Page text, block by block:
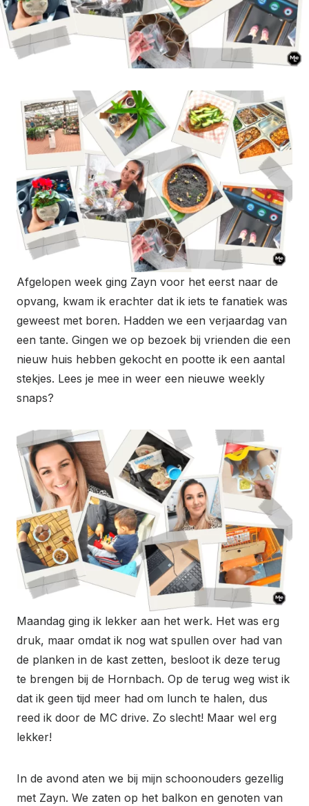
Afgelopen week ging Zayn voor het eerst naar de
opvang, kwam ik erachter dat ik iets te fanatiek was
geweest met boren. Hadden we een verjaardag van
een tante. Gingen we op bezoek bij vrienden die een
nieuw huis hebben gekocht en pootte ik een aantal
stekjes. Lees je mee in weer een nieuwe weekly
snaps?
Maandag ging ik lekker aan het werk. Het was erg
druk, maar omdat ik nog wat spullen over had van
de planken in de kast zetten, besloot ik deze terug
te brengen bij de Hornbach. Op de terug weg wist ik
dat ik geen tijd meer had om lunch te halen, dus
reed ik door de MC drive. Zo slecht! Maar wel erg
lekker!
In de avond aten we bij mijn schoonouders gezellig
met Zayn. We zaten op het balkon en genoten van